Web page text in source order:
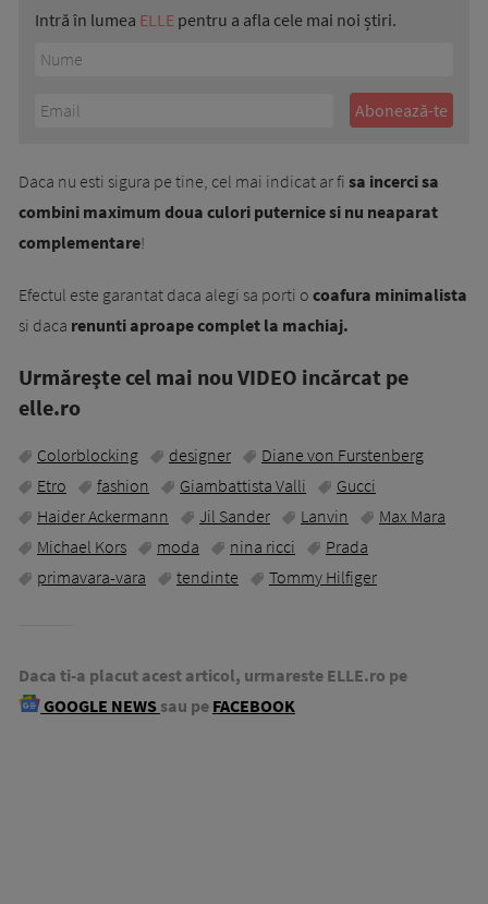
Intră în lumea ELLE pentru a afla cele mai noi știri.
Daca nu esti sigura pe tine, cel mai indicat ar fi sa incerci sa
com­bini maximum doua culori puternice si nu neaparat
complementare!
Efectul este garantat daca alegi sa porti o coafura minima­lista
si daca renunti aproa­pe complet la machiaj.
Urmăreşte cel mai nou VIDEO incărcat pe
elle.ro
Colorblocking designer
Diane von Furstenberg
Etro
fashion Giambattista Valli
Gucci
Haider Ackermann
Jil Sander Lanvin
Max Mara
Michael Kors
moda nina ricci
Prada
primavara-vara
tendinte Tommy Hilfiger
Daca ti-a placut acest articol, urmareste ELLE.ro pe
GOOGLE NEWS sau pe FACEBOOK